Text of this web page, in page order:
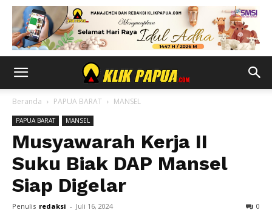
Beranda PAPUA BARAT MANSEL
PAPUA BARAT MANSEL
Musyawarah Kerja II
Suku Biak DAP Mansel
Siap Digelar
Penulis redaksi - Juli 16, 2024 0